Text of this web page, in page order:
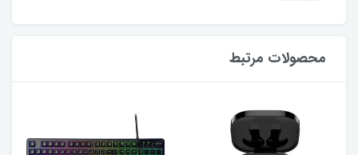
محصولات مرتبط